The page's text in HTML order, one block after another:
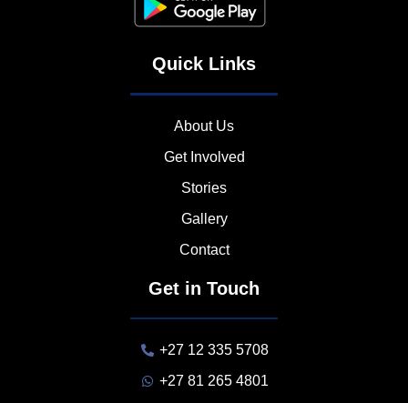
Quick Links
About Us
Get Involved
Stories
Gallery
Contact
Get in Touch
+27 12 335 5708
+27 81 265 4801